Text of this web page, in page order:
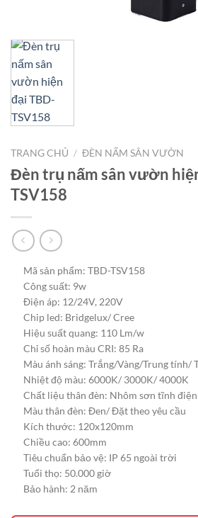
TRANG CHỦ / ĐÈN NẤM SÂN VƯỜN
Đèn trụ nấm sân vườn
TSV158
Mã sản phẩm: TBD-TSV158
Công suất: 9w
Điện áp: 12/24V, 220V
Chip led: Bridgelux/ Cree
Hiệu suất quang: 110 Lm/w
Chỉ số hoàn màu CRI: 85 Ra
Màu ánh sáng: Trắng/Vàng/Trung tính/
Nhiệt độ màu: 6000K/ 3000K/ 4000K
Chất liệu thân đèn: Nhôm sơn tĩnh điện
Màu thân đèn: Đen/ Đặt theo yêu cầu
Kích thước: 120x120mm
Chiều cao: 600mm
Tiêu chuẩn bảo vệ: IP 65 ngoài trời
Tuổi thọ: 50.000 giờ
Bảo hành: 2 năm